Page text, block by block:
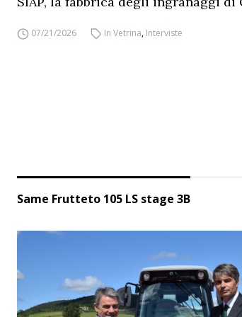
07/21/2026 In Vetrina, Interviste
Same Frutteto 105 LS stage 3B